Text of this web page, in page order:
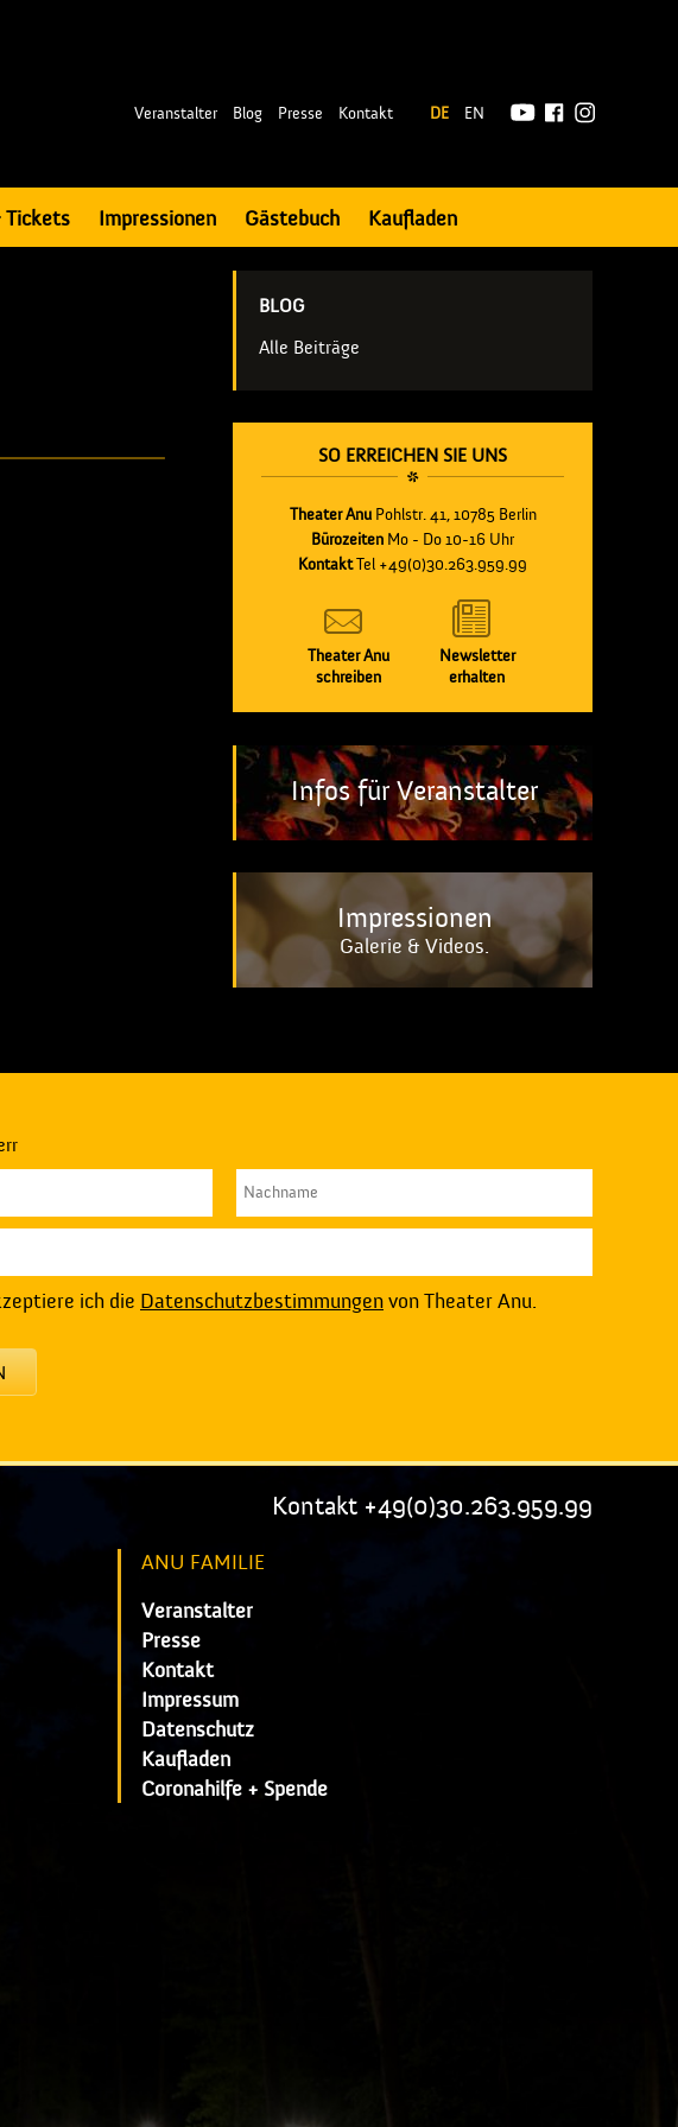
Veranstalter Blog Presse Kontakt DE EN
Tickets Impressionen Gästebuch Kaufladen
BLOG
Alle Beiträge
SO ERREICHEN SIE UNS
Theater AnuPohlstr. 41, 10785 Berlin
Bürozeiten Mo - Do 10-16 Uhr
KontaktTel +49(0)30.263.959.99
Theater Anu
schreiben
Newsletter
erhalten
Infos für Veranstalter
Impressionen
Galerie & Videos.
ich die Datenschutzbestimmungenvon Theater Anu.
Kontakt +49(0)30.263.959.99
ANU FAMILIE
Veranstalter
Presse
Kontakt
Impressum
Datenschutz
Kaufladen
Coronahilfe + Spende